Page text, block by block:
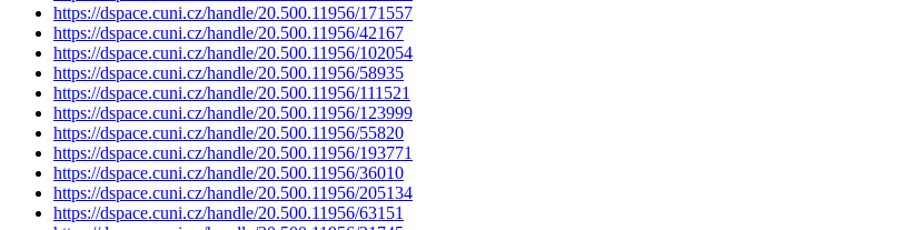
https://dspace.cuni.cz/handle/20.500.11956/171557
https://dspace.cuni.cz/handle/20.500.11956/42167
https://dspace.cuni.cz/handle/20.500.11956/102054
https://dspace.cuni.cz/handle/20.500.11956/58935
https://dspace.cuni.cz/handle/20.500.11956/111521
https://dspace.cuni.cz/handle/20.500.11956/123999
https://dspace.cuni.cz/handle/20.500.11956/55820
https://dspace.cuni.cz/handle/20.500.11956/193771
https://dspace.cuni.cz/handle/20.500.11956/36010
https://dspace.cuni.cz/handle/20.500.11956/205134
https://dspace.cuni.cz/handle/20.500.11956/63151